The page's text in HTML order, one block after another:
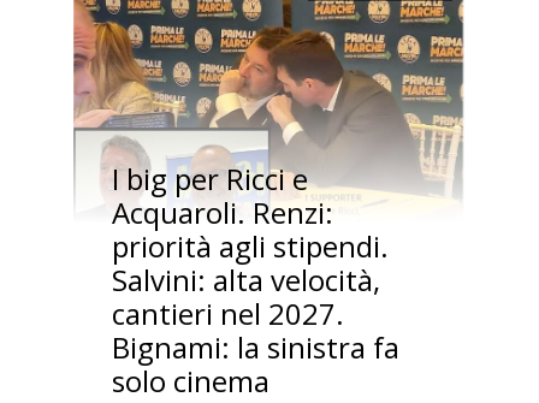
I big per Ricci e
Acquaroli. Renzi:
priorità agli stipendi.
Salvini: alta velocità,
cantieri nel 2027.
Bignami: la sinistra fa
solo cinema